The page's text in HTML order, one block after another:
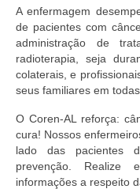
Reserva de
Notícias
Ouvidoria
Fale Conosco
NEP
A enfermagem
de pacientes com
administração de
radioterapia, seja
colaterais, e
seus familiares em
O Coren-AL reforça:
cura! Nossos
lado das pacientes
prevenção. Realize
informações a respeito